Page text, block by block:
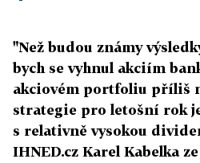
"Než budou známy
bych se vyhnul akciím
akciovém portfoliu příliš
strategie pro letošní rok
s relativně vysokou
IHNED.cz Karel Kabelka